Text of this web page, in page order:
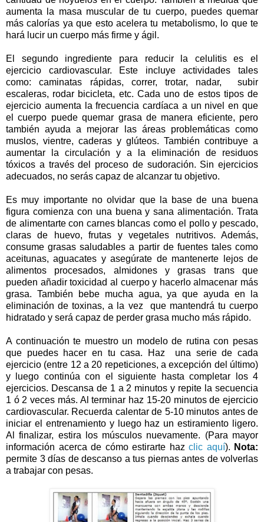
aumenta la masa muscular de tu cuerpo, puedes quemar
más calorías ya que esto acelera tu metabolismo, lo que te
hará lucir un cuerpo más firme y ágil.
El segundo ingrediente para reducir la celulitis es el
ejercicio cardiovascular. Este incluye actividades tales
como: caminatas rápidas, correr, trotar, nadar, subir
escaleras, rodar bicicleta, etc. Cada uno de estos tipos de
ejercicio aumenta la frecuencia cardíaca a un nivel en que
el cuerpo puede quemar grasa de manera eficiente, pero
también ayuda a mejorar las áreas problemáticas como
muslos, vientre, caderas y glúteos. También contribuye a
aumentar la circulación y a la eliminación de residuos
tóxicos a través del proceso de sudoración. Sin ejercicios
adecuados, no serás capaz de alcanzar tu objetivo.
Es muy importante no olvidar que la base de una buena
figura comienza con una buena y sana alimentación. Trata
de alimentarte con carnes blancas como el pollo y pescado,
claras de huevo, frutas y vegetales nutritivos. Además,
consume grasas saludables a partir de fuentes tales como
aceitunas, aguacates y asegúrate de mantenerte lejos de
alimentos procesados, almidones y grasas trans que
pueden añadir toxicidad al cuerpo y hacerlo almacenar más
grasa. También bebe mucha agua, ya que ayuda en la
eliminación de toxinas, a la vez que mantendrá tu cuerpo
hidratado y será capaz de perder grasa mucho más rápido.
A continuación te muestro un modelo de rutina con pesas
que puedes hacer en tu casa. Haz una serie de cada
ejercicio (entre 12 a 20 repeticiones, a excepción del último)
y luego continúa con el siguiente hasta completar los 4
ejercicios. Descansa de 1 a 2 minutos y repite la secuencia
1 ó 2 veces más. Al terminar haz 15-20 minutos de ejercicio
cardiovascular. Recuerda calentar de 5-10 minutos antes de
iniciar el entrenamiento y luego haz un estiramiento ligero.
Al finalizar, estira los músculos nuevamente. (Para mayor
información acerca de cómo estirarte haz clic aquí). Nota:
permite 3 días de descanso a tus piernas antes de volverlas
a trabajar con pesas.